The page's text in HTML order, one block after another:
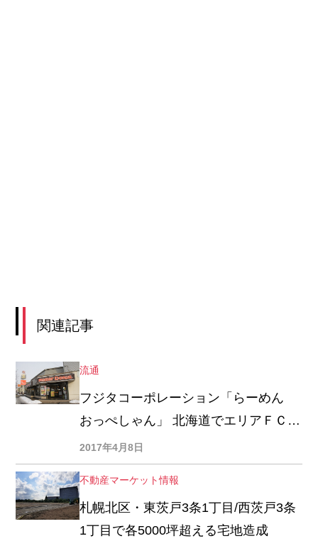
関連記事
流通
フジタコーポレーション「らーめん
おっぺしゃん」 北海道でエリアＦＣ展
開
2017年4月8日
不動産マーケット情報
札幌北区・東茨戸3条1丁目/西茨戸3条
1丁目で各5000坪超える宅地造成